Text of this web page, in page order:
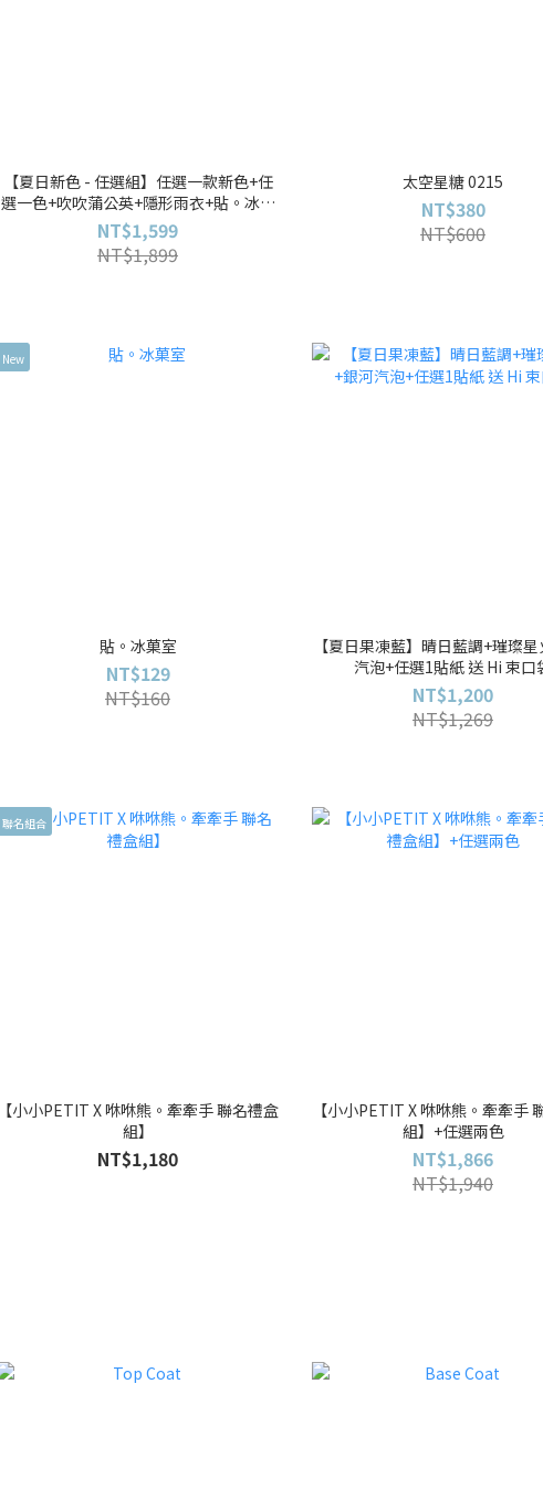
【夏日新色 - 任選組】任選一款新色+任
選一色+吹吹蒲公英+隱形雨衣+貼。冰菓
室 送 夏日隨身化妝包
NT$1,599
NT$1,899
太空星糖 0215
NT$380
NT$600
New
貼。冰菓室
NT$129
NT$160
【夏日果凍藍】晴日藍調+璀璨
汽泡+任選1貼紙 送 Hi 束口
NT$1,200
NT$1,269
聯名組合
【小小PETIT X 咻咻熊。牽牽手 聯名禮盒
組】
NT$1,180
【小小PETIT X 咻咻熊。牽牽手
組】+任選兩色
NT$1,866
NT$1,940